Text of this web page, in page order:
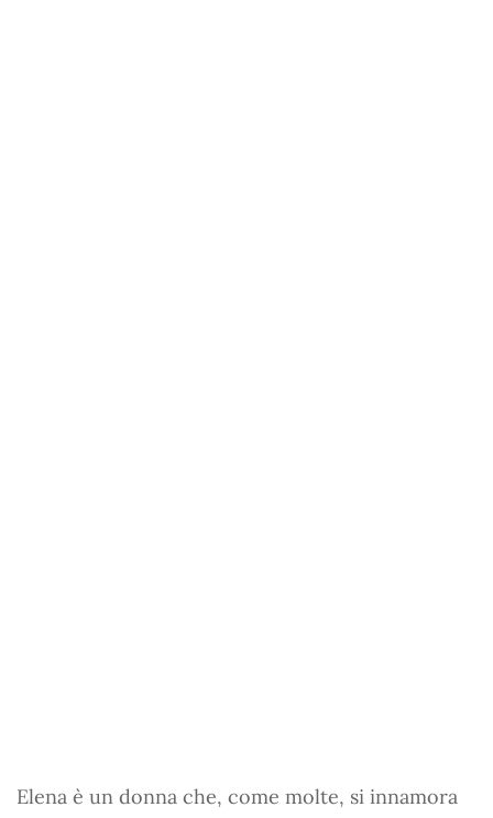
Elena è un donna che, come molte, si innamora